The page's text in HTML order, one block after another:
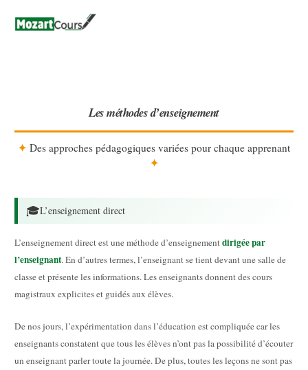
Les méthodes d’enseignement
✦ Des approches pédagogiques variées pour chaque apprenant
✦
🎓L’enseignement direct
L’enseignement direct est une méthode d’enseignementdirigée par
l’enseignant. En d’autres termes, l’enseignant se tient devant une salle de
classe et présente les informations. Les enseignants donnent des cours
magistraux explicites et guidés aux élèves.
De nos jours, l’expérimentation dans l’éducation est compliquée car les
enseignants constatent que tous les élèves n’ont pas la possibilité d’écouter
un enseignant parler toute la journée. De plus, toutes les leçons ne sont pas